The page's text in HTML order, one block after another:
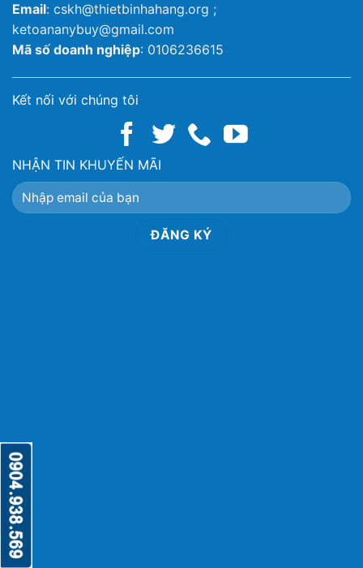
Email: cskh@thietbinhahang.org ;
ketoananybuy@gmail.com
Mã số doanh nghiệp: 0106236615
Kết nối với chúng tôi
NHẬN TIN KHUYẾN MÃI